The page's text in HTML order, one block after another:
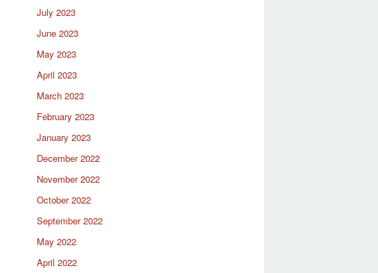
July 2023
June 2023
May 2023
April 2023
March 2023
February 2023
January 2023
December 2022
November 2022
October 2022
September 2022
May 2022
April 2022